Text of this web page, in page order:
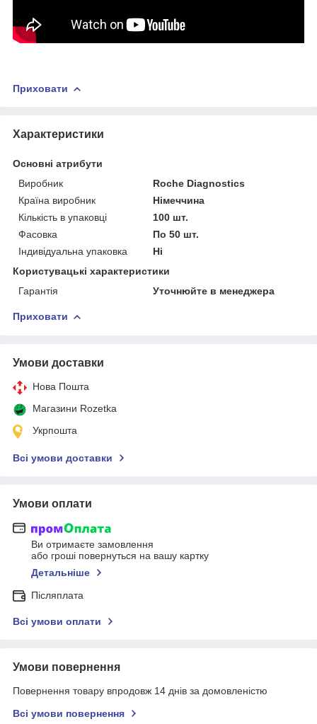
Приховати
Характеристики
Основні атрибути
Виробник
Roche Diagnostics
Країна виробник
Німеччина
Кількість в упаковці
100 шт.
Фасовка
По 50 шт.
Індивідуальна упаковка
Ні
Користувацькі характеристики
Гарантія
Уточнюйте в менеджера
Приховати
Умови доставки
Нова Пошта
Магазини Rozetka
Укрпошта
Всі умови доставки
Умови оплати
Ви отримаєте замовлення
або гроші повернуться на вашу картку
Детальніше
Післяплата
Всі умови оплати
Умови повернення
Повернення товару впродовж 14 днів за домовленістю
Всі умови повернення